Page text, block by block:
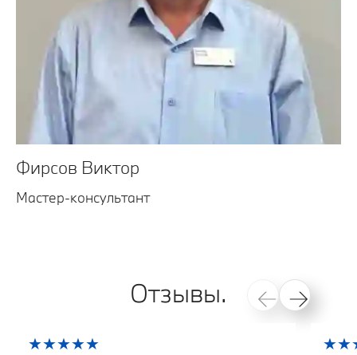
Фирсов Виктор
Мастер-консультант
Отзывы.
★★★★★ ★★